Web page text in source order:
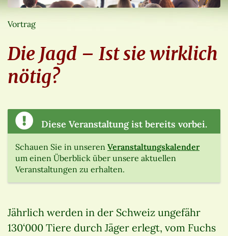
Vortrag
Die Jagd – Ist sie wirklich
nötig?
Diese Veranstaltung ist bereits vorbei.
Schauen Sie in unseren Veranstaltungskalender
um einen Überblick über unsere aktuellen
Veranstaltungen zu erhalten.
Jährlich werden in der Schweiz ungefähr
130‘000 Tiere durch Jäger erlegt, vom Fuchs